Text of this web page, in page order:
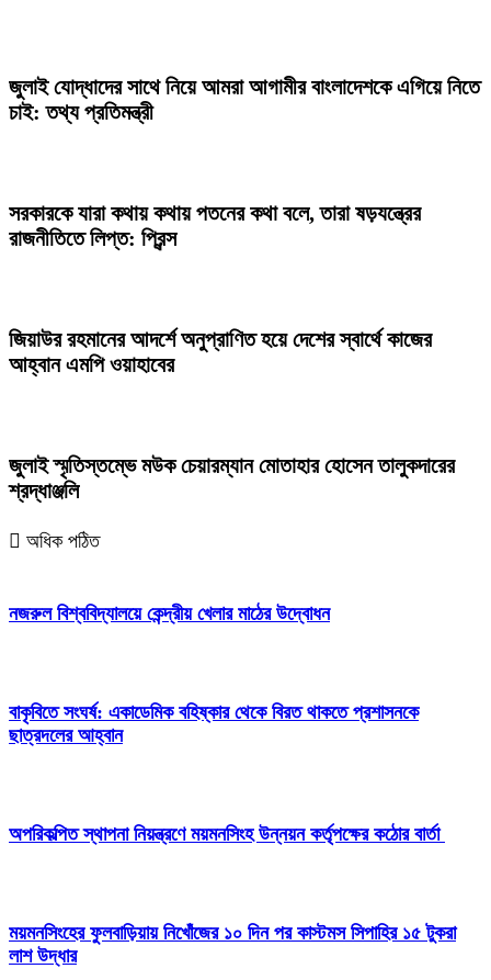
জুলাই যোদ্ধাদের সাথে নিয়ে আমরা আগামীর বাংলাদেশকে এগিয়ে নিতে
চাই: তথ্য প্রতিমন্ত্রী
সরকারকে যারা কথায় কথায় পতনের কথা বলে, তারা ষড়যন্ত্রের
রাজনীতিতে লিপ্ত: প্রিন্স
জিয়াউর রহমানের আদর্শে অনুপ্রাণিত হয়ে দেশের স্বার্থে কাজের
আহ্বান এমপি ওয়াহাবের
জুলাই স্মৃতিস্তম্ভে মউক চেয়ারম্যান মোতাহার হোসেন তালুকদারের
শ্রদ্ধাঞ্জলি
অধিক পঠিত
নজরুল বিশ্ববিদ্যালয়ে কেন্দ্রীয় খেলার মাঠের উদ্বোধন
বাকৃবিতে সংঘর্ষ: একাডেমিক বহিষ্কার থেকে বিরত থাকতে প্রশাসনকে
ছাত্রদলের আহ্বান
অপরিকল্পিত স্থাপনা নিয়ন্ত্রণে ময়মনসিংহ উন্নয়ন কর্তৃপক্ষের কঠোর বার্তা
ময়মনসিংহের ফুলবাড়িয়ায় নিখোঁজের ১০ দিন পর কাস্টমস সিপাহির ১৫ টুকরা
লাশ উদ্ধার